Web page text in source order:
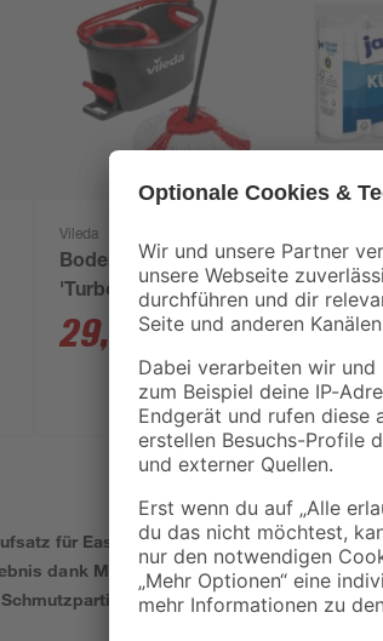
Vileda
Bodenwischer-Set
'Turbo' Microfaser
29, €
4 x
2,89
für Easy Wring & Clean Turo 2 in 1
dank Microfaser
auf